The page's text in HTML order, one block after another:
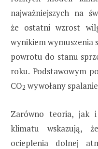
najważniejszych na
że ostatni wzrost
wynikiem wymuszenia
powrotu do stanu
roku. Podstawowym
CO2 wywołany
Zarówno teoria, jak i
klimatu wskazują,
ocieplenia dolnej